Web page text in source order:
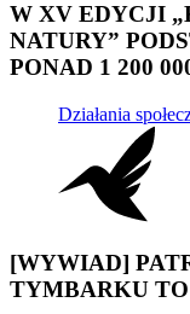
W XV EDYCJI
NATURY”
PONAD 1 200
Działania
[WYWIAD]
TYMBARKU